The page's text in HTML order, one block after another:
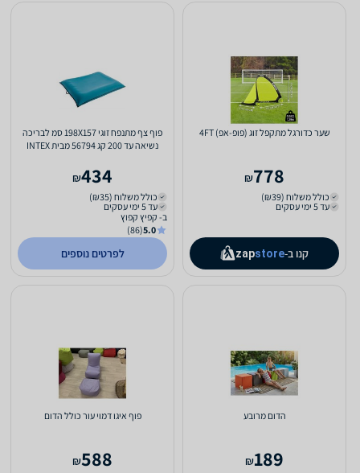
שער כדורגל מתקפל זוג (פופ-אפ) 4FT
778
₪
כולל משלוח (₪39)
עד 5 ימי עסקים
קנו ב- zapstore
פוף צף מתנפח זוגי 198X157 סמ לבריכה
נשיאה עד 200 קג 56794 מבית INTEX
434
₪
כולל משלוח (₪35)
עד 5 ימי עסקים
ב- קפיץ קפוץ
5.0
(86)
לפרטים נוספים
הדום מרובע
189
₪
פוף איגו דמוי עור כולל הדום
588
₪